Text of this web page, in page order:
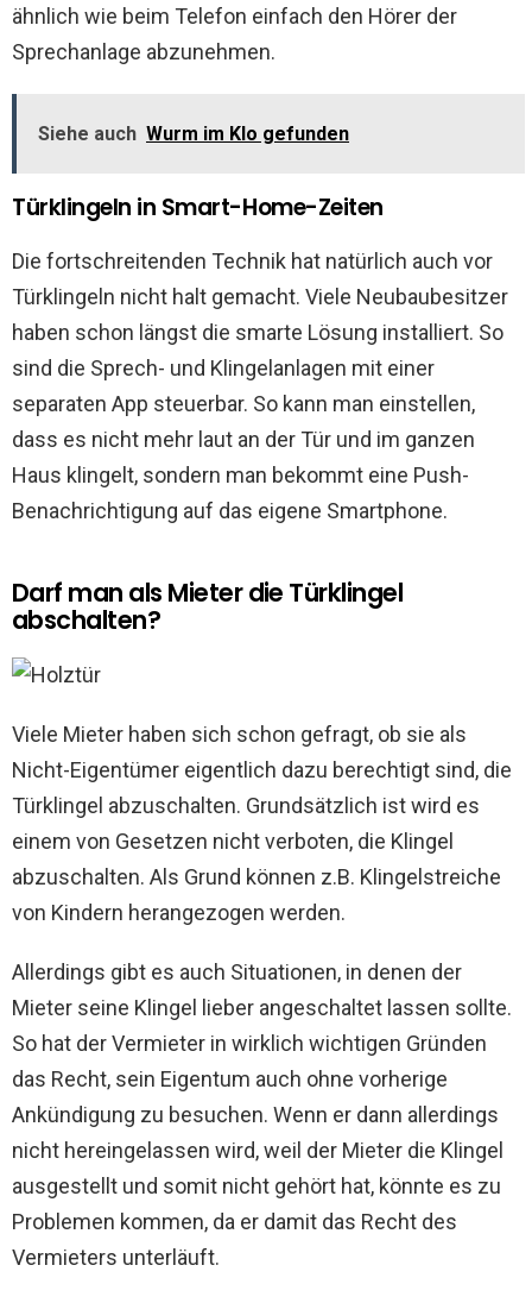
ähnlich wie beim Telefon einfach den Hörer der
Sprechanlage abzunehmen.
Siehe auch Wurm im Klo gefunden
Türklingeln in Smart-Home-Zeiten
Die fortschreitenden Technik hat natürlich auch vor
Türklingeln nicht halt gemacht. Viele Neubaubesitzer
haben schon längst die smarte Lösung installiert. So
sind die Sprech- und Klingelanlagen mit einer
separaten App steuerbar. So kann man einstellen,
dass es nicht mehr laut an der Tür und im ganzen
Haus klingelt, sondern man bekommt eine Push-
Benachrichtigung auf das eigene Smartphone.
Darf man als Mieter die Türklingel
abschalten?
Viele Mieter haben sich schon gefragt, ob sie als
Nicht-Eigentümer eigentlich dazu berechtigt sind, die
Türklingel abzuschalten. Grundsätzlich ist wird es
einem von Gesetzen nicht verboten, die Klingel
abzuschalten. Als Grund können z.B. Klingelstreiche
von Kindern herangezogen werden.
Allerdings gibt es auch Situationen, in denen der
Mieter seine Klingel lieber angeschaltet lassen sollte.
So hat der Vermieter in wirklich wichtigen Gründen
das Recht, sein Eigentum auch ohne vorherige
Ankündigung zu besuchen. Wenn er dann allerdings
nicht hereingelassen wird, weil der Mieter die Klingel
ausgestellt und somit nicht gehört hat, könnte es zu
Problemen kommen, da er damit das Recht des
Vermieters unterläuft.